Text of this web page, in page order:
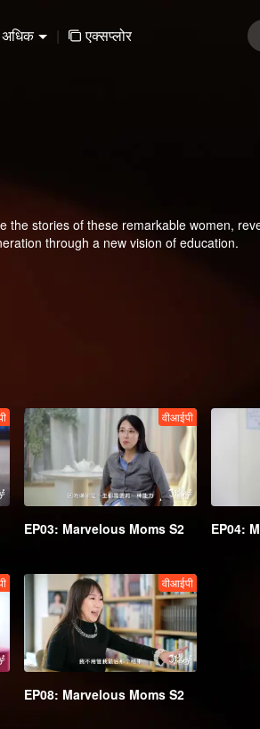
अधिक | एक्सप्लोर
the stories of these remarkable women,
through a new vision of education.
वीआईपी
EP03: Marvelous Moms S2 EP04:
वीआईपी
EP08: Marvelous Moms S2